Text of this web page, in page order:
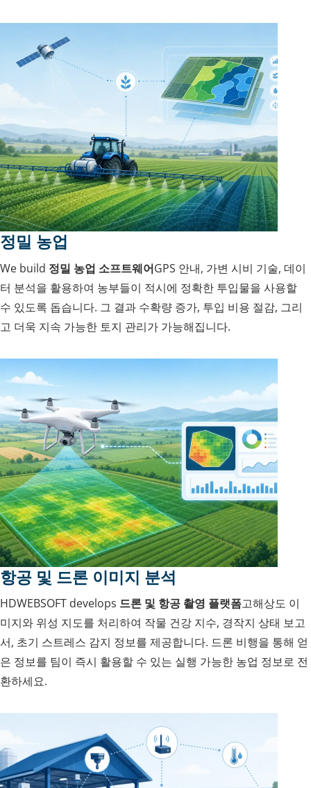
정밀 농업
We build 정밀 농업 소프트웨어GPS 안내, 가변 시비 기술, 데이
터 분석을 활용하여 농부들이 적시에 정확한 투입물을 사용할
수 있도록 돕습니다. 그 결과 수확량 증가, 투입 비용 절감, 그리
고 더욱 지속 가능한 토지 관리가 가능해집니다.
항공 및 드론 이미지 분석
HDWEBSOFT develops 드론 및 항공 촬영 플랫폼고해상도 이
미지와 위성 지도를 처리하여 작물 건강 지수, 경작지 상태 보고
서, 초기 스트레스 감지 정보를 제공합니다. 드론 비행을 통해 얻
은 정보를 팀이 즉시 활용할 수 있는 실행 가능한 농업 정보로 전
환하세요.